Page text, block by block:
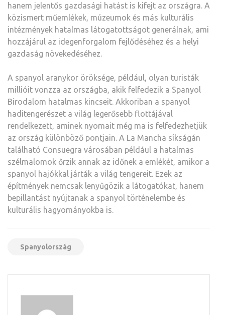
hanem jelentős gazdasági hatást is kifejt az országra. A
közismert műemlékek, múzeumok és más kulturális
intézmények hatalmas látogatottságot generálnak, ami
hozzájárul az idegenforgalom fejlődéséhez és a helyi
gazdaság növekedéséhez.
A spanyol aranykor öröksége, például, olyan turisták
millióit vonzza az országba, akik felfedezik a Spanyol
Birodalom hatalmas kincseit. Akkoriban a spanyol
haditengerészet a világ legerősebb flottájával
rendelkezett, aminek nyomait még ma is felfedezhetjük
az ország különböző pontjain. A La Mancha síkságán
található Consuegra városában például a hatalmas
szélmalomok őrzik annak az időnek a emlékét, amikor a
spanyol hajókkal járták a világ tengereit. Ezek az
építmények nemcsak lenyűgözik a látogatókat, hanem
bepillantást nyújtanak a spanyol történelembe és
kulturális hagyományokba is.
Spanyolország